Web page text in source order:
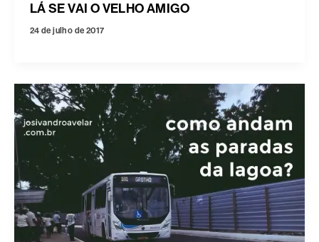
LÁ SE VAI O VELHO AMIGO
24 de julho de 2017